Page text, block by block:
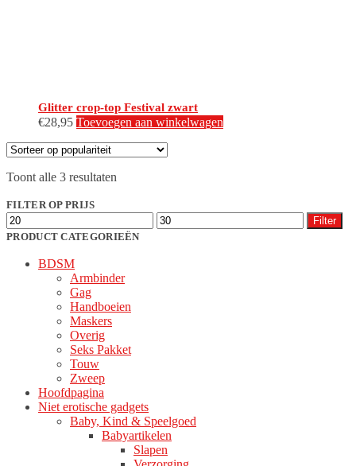
Glitter crop-top Festival zwart
€28,95 Toevoegen aan winkelwagen
Toont alle 3 resultaten
FILTER OP PRIJS
Min.
prijs
Max.
prijs
Filter
PRODUCT CATEGORIEËN
BDSM
Armbinder
Gag
Handboeien
Maskers
Overig
Seks Pakket
Touw
Zweep
Hoofdpagina
Niet erotische gadgets
Baby, Kind & Speelgoed
Babyartikelen
Slapen